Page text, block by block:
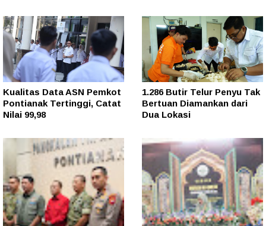
Kualitas Data ASN Pemkot
Pontianak Tertinggi, Catat
Nilai 99,98
1.286 Butir Telur Penyu Tak
Bertuan Diamankan dari
Dua Lokasi